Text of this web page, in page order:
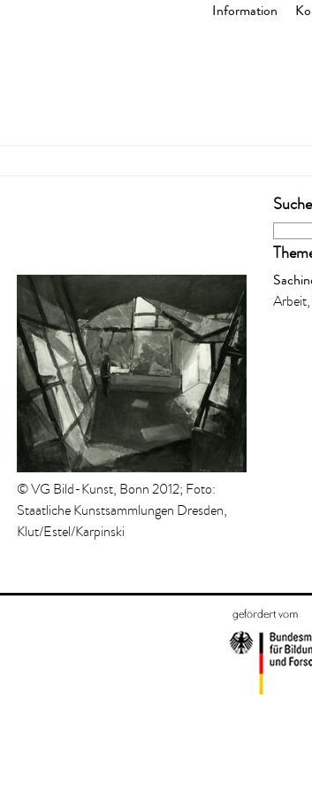
Information
Suche
Arbeit,
© VG Bild-Kunst, Bonn 2012; Foto:
Staatliche Kunstsammlungen Dresden,
Klut/Estel/Karpinski